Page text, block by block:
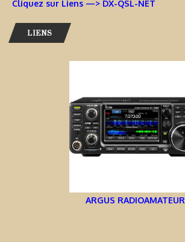
Cliquez sur Liens —> DX-QSL-NET
LIENS
ARGUS RADIOAMATEUR